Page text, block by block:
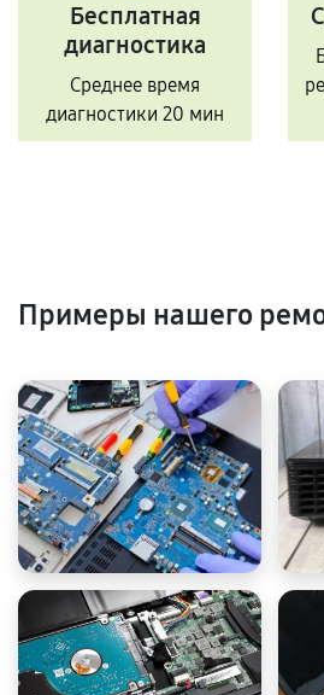
Бесплатная
диагностика
Среднее время
диагностики 20 мин
Примеры нашего